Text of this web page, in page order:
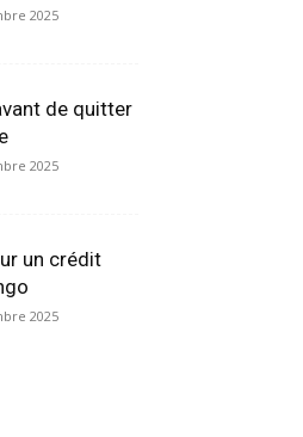
2025
de quitter
2025
un crédit
2025